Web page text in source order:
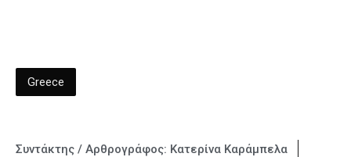
Greece
Συντάκτης / Αρθρογράφος: Κατερίνα Καράμπελα